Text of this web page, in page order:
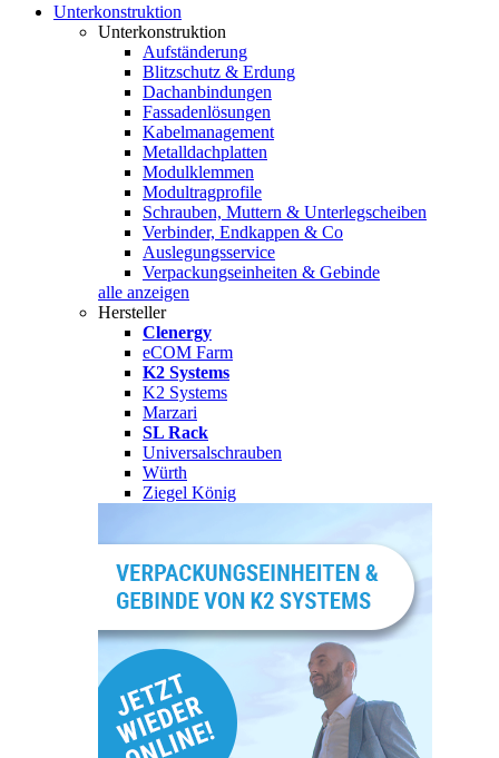
Unterkonstruktion
Unterkonstruktion
Aufständerung
Blitzschutz & Erdung
Dachanbindungen
Fassadenlösungen
Kabelmanagement
Metalldachplatten
Modulklemmen
Modultragprofile
Schrauben, Muttern & Unterlegscheiben
Verbinder, Endkappen & Co
Auslegungsservice
Verpackungseinheiten & Gebinde
alle anzeigen
Hersteller
Clenergy
eCOM Farm
K2 Systems
K2 Systems
Marzari
SL Rack
Universalschrauben
Würth
Ziegel König